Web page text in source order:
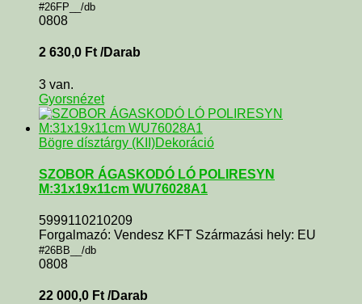
#26FP__/db
0808
2 630,0 Ft /Darab
3 van.
Gyorsnézet
Bögre dísztárgy (KII)Dekoráció
SZOBOR ÁGASKODÓ LÓ POLIRESYN
M:31x19x11cm WU76028A1
5999110210209
Forgalmazó: Vendesz KFT Származási hely: EU
#26BB__/db
0808
22 000,0 Ft /Darab